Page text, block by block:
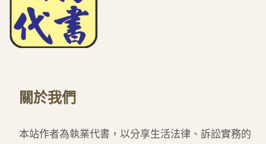
關於我們
本站作者為執業代書，以分享生活法律、訴訟實務的